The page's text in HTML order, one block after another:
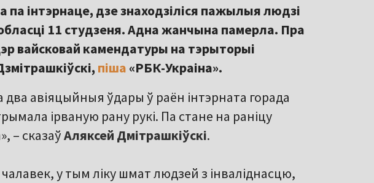
па інтэрнаце, дзе знаходзіліся пажылыя людзі
11 студзеня. Адна жанчына памерла. Пра
вайсковай камендатуры на тэрыторыі
піша «РБК-Украіна».
два авіяцыйныя ўдары ў раён інтэрната горада
ірваную рану рукі. Па стане на раніцу
– сказаўАляксей Дмітрашкіўскі.
чалавек, у тым ліку шмат людзей з інваліднасцю,